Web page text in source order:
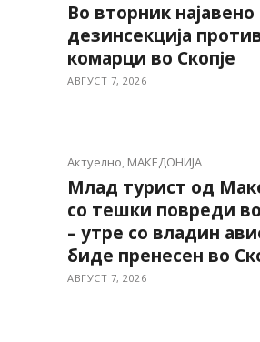
Во вторник најавено
дезинсекција
комарци во Скопје
АВГУСТ 7, 2026
Актуелно, МАКЕДОНИЈА
Млад турист од
со тешки повреди
– утре со владин
биде пренесен во
АВГУСТ 7, 2026